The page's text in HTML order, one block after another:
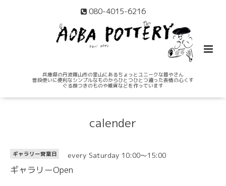
080-4015-6216
兵庫県の丹波篠山市の里山にあるちょっとユニークな器やさん
普段使いに便利なシンプルなものからひとつひとつ違った表情の心くす
ぐる顔つきのものや雑貨などを作っています
calender
ギャラリー営業日 every Saturday 10:00～15:00
ギャラリーOpen